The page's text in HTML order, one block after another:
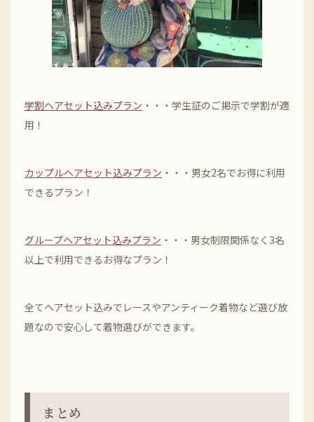
学割ヘアセット込みプラン ・・・学生証のご掲示で学割が適
用！
カップルヘアセット込みプラン ・・・男女2名でお得に利用
できるプラン！
グループヘアセット込みプラン ・・・男女制限関係なく3名
以上で利用できるお得なプラン！
全てヘアセット込みでレースやアンティーク着物など選び放
題なので安心して着物選びができます。
まとめ